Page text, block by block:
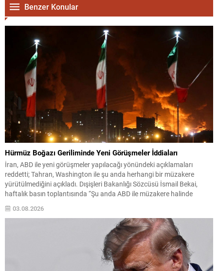
Benzer Konular
Hürmüz Boğazı Geriliminde Yeni Görüşmeler İddiaları
İran, ABD ile yeni görüşmeler yapılacağı yönündeki açıklamaları
reddetti; Tahran, Washington ile şu anda herhangi bir müzakere
yürütülmediğini açıkladı. Dışişleri Bakanlığı Sözcüsü İsmail Bekai,
haftalık basın toplantısında “Şu anda ABD ile müzakere halinde
Boğazı’nın güvenliğine ilişkin Umman ile sürdürüldüğünü belirtti.
03.08.2026